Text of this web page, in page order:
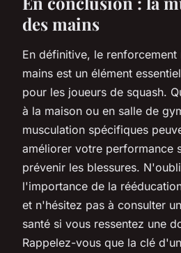
des mains
En définitive, le renforcement
mains est un élément
pour les joueurs de squash.
à la maison ou en salle de
musculation spécifiques
améliorer votre performance
prévenir les blessures.
l'importance de la
et n'hésitez pas à consulter
santé si vous ressentez une
Rappelez-vous que la clé